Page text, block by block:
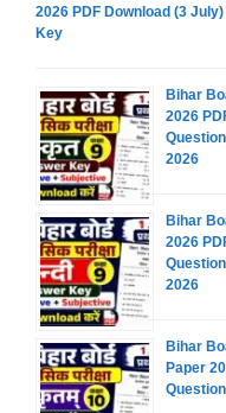
2026 PDF Download (3
Key
Bihar
2026
Question
2026
Bihar
2026
Question
2026
Bihar
Paper
Question